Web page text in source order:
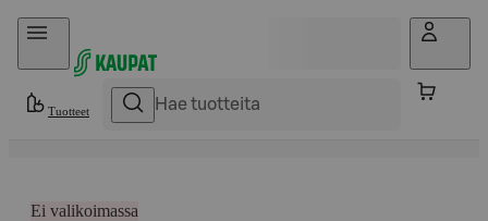
Hyppää sisältöön
Tuotteet
Ei valikoimassa